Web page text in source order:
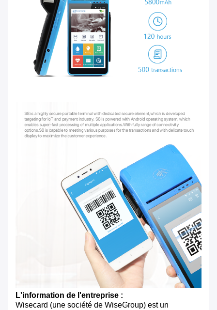
L'information de l'entreprise :
Wisecard (une société de WiseGroup) est un